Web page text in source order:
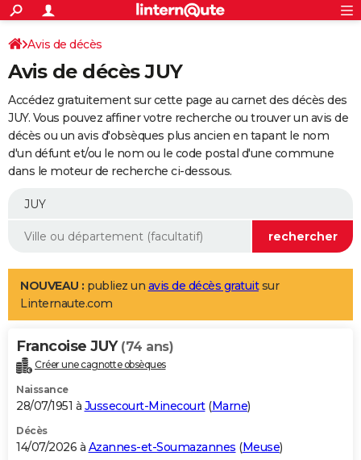
ACTUALITÉS
Politique
Société
Faits Divers
Education
Monde
Villes
+
SPORT
Coupe du monde 2026
Football
Tennis
Cyclisme
Rugby
Forum
Programme TV
TNT
Streaming
Cinéma
Sorties cinéma
Musique
+
FINANCE
Retraite
Impôts
Epargne
Immobilier
Risques naturels par ville
Banque
Assurance
Crédit
AUTO
Essais
Réserver un essai
Citadines
Berlines
SUV
Forum auto
+
Mobiles
Meilleur smartphone
Internet
Ordinateurs
Jeux vidéo
Guide high-tech
Aménagement intérieur
LIFESTYLE
Art de vivre
Bien-être
Loisirs
Mode
Modes de vie
Alimentation
Guide de la santé
Maladies
Médicaments
Sommeil
VOYAGE
Destinations
City break
Voyage nature
Voyage de noces
Forum
Climat
+PHOTO
GUIDES D'ACHAT
BONS PLANS
Avis de décès
Avis de décès JUY
Accédez gratuitement sur cette page au carnet des décès des
JUY. Vous pouvez affiner votre recherche ou trouver un avis de
décès ou un avis d'obsèques plus ancien en tapant le nom
d'un défunt et/ou le nom ou le code postal d'une commune
dans le moteur de recherche ci-dessous.
NOUVEAU : publiez un avis de décès gratuitsur
Linternaute.com
Francoise JUY (74 ans)
Créer une cagnotte obsèques
Naissance
28/07/1951 à Jussecourt-Minecourt(Marne)
Décès
14/07/2026 à Azannes-et-Soumazannes (Meuse)